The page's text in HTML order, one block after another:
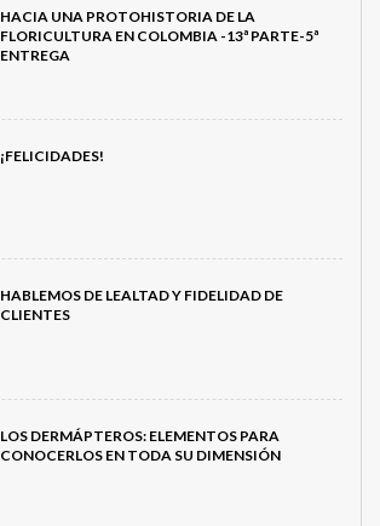
HACIA UNA PROTOHISTORIA DE LA
FLORICULTURA EN COLOMBIA -13ª PARTE-5ª
ENTREGA
¡FELICIDADES!
HABLEMOS DE LEALTAD Y FIDELIDAD DE
CLIENTES
LOS DERMÁPTEROS: ELEMENTOS PARA
CONOCERLOS EN TODA SU DIMENSIÓN